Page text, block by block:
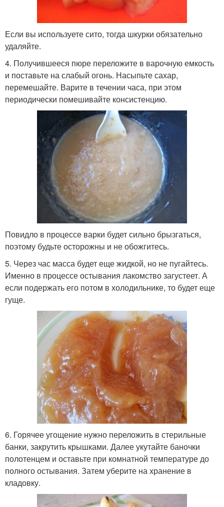
Если вы используете сито, тогда шкурки обязательно
удаляйте.
4. Получившееся пюре переложите в варочную емкость
и поставьте на слабый огонь. Насыпьте сахар,
перемешайте. Варите в течении часа, при этом
периодически помешивайте консистенцию.
Повидло в процессе варки будет сильно брызгаться,
поэтому будьте осторожны и не обожгитесь.
5. Через час масса будет еще жидкой, но не пугайтесь.
Именно в процессе остывания лакомство загустеет. А
если подержать его потом в холодильнике, то будет еще
гуще.
6. Горячее угощение нужно переложить в стерильные
банки, закрутить крышками. Далее укутайте баночки
полотенцем и оставьте при комнатной температуре до
полного остывания. Затем уберите на хранение в
кладовку.